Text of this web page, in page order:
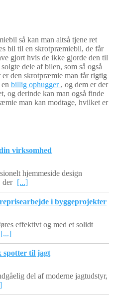
så kan man altså tjene ret
bil til en skrotpræmiebil, de får
gjort hvis de ikke gjorde den til
dele af bilen, som så også
den skrotpræmie man får rigtig
billig ophugger , og dem er der
og derinde kan man også finde
man kan modtage, hvilket er
virksomhed
hjemmeside design
der [...]
i byggeprojekter
effektivt og med et solidt
[...]
spotter til jagt
del af moderne jagtudstyr,